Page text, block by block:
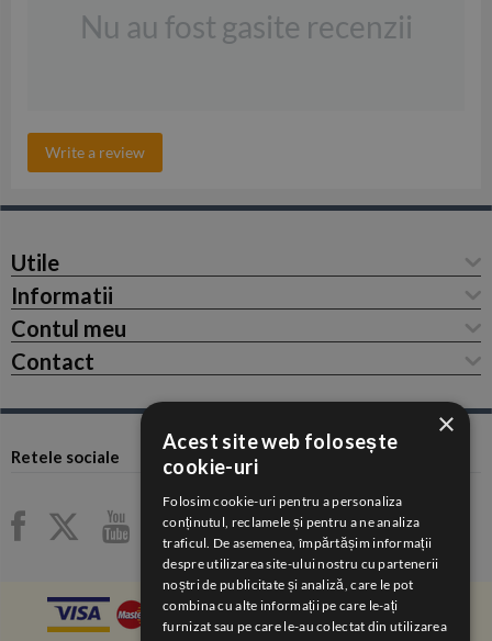
Nu au fost gasite recenzii
Write a review
Utile
Informatii
Contul meu
Contact
Retele sociale
×
Acest site web folosește
cookie-uri
Folosim cookie-uri pentru a personaliza
conținutul, reclamele și pentru a ne analiza
traficul. De asemenea, împărtășim informații
despre utilizarea site-ului nostru cu partenerii
noștri de publicitate și analiză, care le pot
combina cu alte informații pe care le-ați
furnizat sau pe care le-au colectat din utilizarea